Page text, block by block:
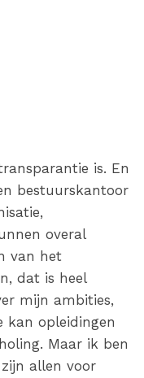
is. En
bestuurskantoor
overal
van het
dat is heel
mijn ambities,
kan opleidingen
Maar ik ben
allen voor